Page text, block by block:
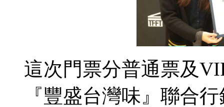
這次門票分普通票及
『豐盛台灣味』聯合